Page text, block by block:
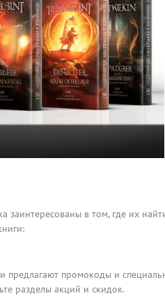
заинтересованы в том, где их
предлагают промокоды и
разделы акций и скидок.